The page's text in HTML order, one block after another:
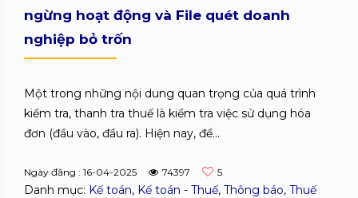
ngừng hoạt động và File quét doanh
nghiệp bỏ trốn
Một trong những nội dung quan trọng của quá trình
kiểm tra, thanh tra thuế là kiểm tra việc sử dụng hóa
đơn (đầu vào, đầu ra). Hiện nay, để...
Ngày đăng : 16-04-2025 74397 5
Danh mục: Kế toán, Kế toán - Thuế, Thông báo, Thuế